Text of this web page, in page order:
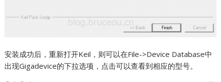
安装成功后，重新打开Keil，则可以在File->Device Database中
出现Gigadevice的下拉选项，点击可以查看到相应的型号。